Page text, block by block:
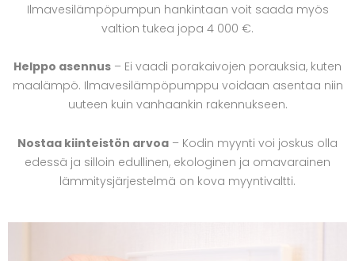
Ilmavesilämpöpumpun hankintaan voit saada myös
valtion tukea jopa 4 000 €.
Helppo asennus – Ei vaadi porakaivojen porauksia, kuten
maalämpö. Ilmavesilämpöpumppu voidaan asentaa niin
uuteen kuin vanhaankin rakennukseen.
Nostaa kiinteistön arvoa – Kodin myynti voi joskus olla
edessä ja silloin edullinen, ekologinen ja omavarainen
lämmitysjärjestelmä on kova myyntivaltti.